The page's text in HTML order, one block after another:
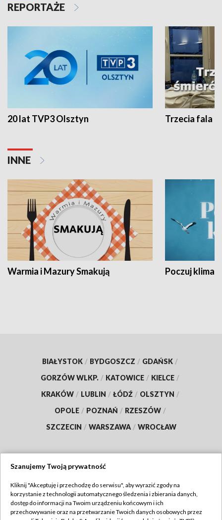
REPORTAŻE
20 lat TVP3 Olsztyn Trzecia fala -
INNE
Warmia i Mazury Smakują Poczuj klimat
BIAŁYSTOK / BYDGOSZCZ / GDAŃSK /
GORZÓW WLKP. / KATOWICE / KIELCE /
KRAKÓW / LUBLIN / ŁÓDŹ / OLSZTYN /
OPOLE / POZNAŃ / RZESZÓW /
SZCZECIN / WARSZAWA / WROCŁAW
TVP
Abonament TVP
Regulamin TVP
Szanujemy Twoją prywatność
Kliknij "Akceptuję i przechodzę do serwisu", aby wyrazić zgody na
korzystanie z technologii automatycznego śledzenia i zbierania danych,
dostęp do informacji na Twoim urządzeniu końcowym i ich
przechowywanie oraz na przetwarzanie Twoich danych osobowych przez